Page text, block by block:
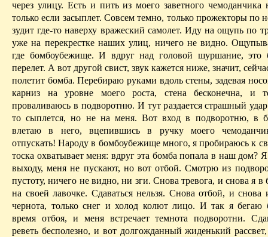
через улицу. Есть и пить из моего заветного чемоданчика
только если засыплет. Совсем темно, только прожекторы по
зудит где-то наверху вражеский самолет. Иду на ощупь по
уже на перекрестке наших улиц, ничего не видно.
где бомбоубежище. И вдруг над головой шуршание, это
перелет. А вот другой свист, звук кажется ниже, значит,
полетит бомба. Перебираю руками вдоль стены, задевая
карниз на уровне моего роста, стена бесконечна, и
проваливаюсь в подворотню. И тут раздается страшный
то сыплется, но не на меня. Вот вход в подворотню, в
влетаю в него, вцепившись в ручку моего
отпускать! Народу в бомбоубежище много, я пробираюсь к
тоска охватывает меня: вдруг эта бомба попала в наш дом?
выходу, меня не пускают, но вот отбой. Смотрю из
пустоту, ничего не видно, ни зги. Снова тревога, и снова я
на своей лавочке. Сдаваться нельзя. Снова отбой, и снова
чернота, только снег и холод колют лицо. И так я бегаю
время отбоя, и меня встречает темнота подворотни.
реветь бесполезно, и вот долгожданный жиденький